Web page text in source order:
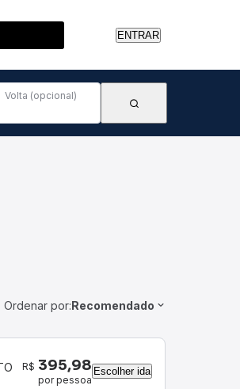
ENTRAR
Volta (opcional)
Ordenar por:Recomendado
R$ 395,98
por pessoa
Escolher ida